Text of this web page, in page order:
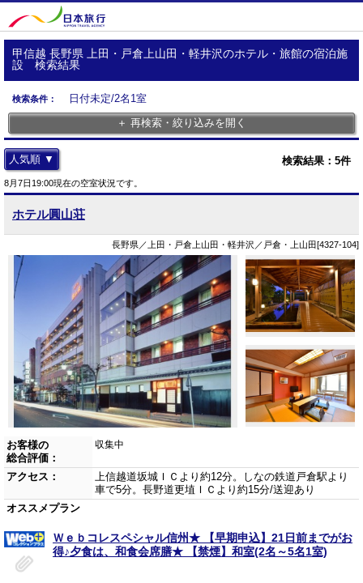
甲信越 長野県 上田・戸倉上山田・軽井沢のホテル・旅館の宿泊施
設 検索結果
検索条件：
日付未定/2名1室
＋ 再検索・絞り込みを開く
検索結果： 5件
人気順 ▼
8月7日19:00現在の空室状況です。
ホテル圓山荘
長野県／上田・戸倉上山田・軽井沢／戸倉・上山田[4327-104]
お客様の
総合評価：
収集中
アクセス：
上信越道坂城ＩＣより約12分。しなの鉄道戸倉駅より
車で5分。長野道更埴ＩＣより約15分/送迎あり
オススメプラン
Ｗｅｂコレスペシャル信州★ 【早期申込】21日前までがお
得♪夕食は、和食会席膳★ 【禁煙】和室(2名～5名1室)